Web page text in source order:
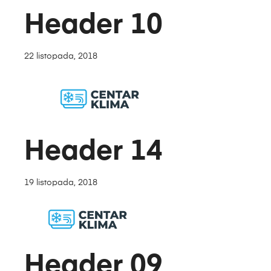
Header 10
22 listopada, 2018
Header 14
19 listopada, 2018